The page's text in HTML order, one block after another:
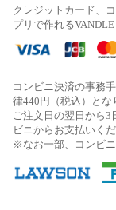
クレジットカード、
プリで作れる
コンビニ決済の事務
律440円（税込）とな
ご注文日の翌日から
ビニからお支払いくだ
※なお一部、コンビニ